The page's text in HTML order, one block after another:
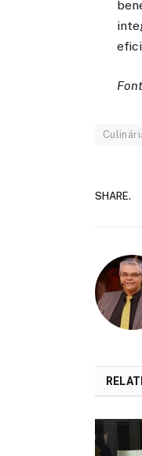
SHARE.